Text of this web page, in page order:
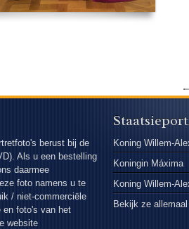
berust bij de
Als u een bestelling
daarmee
foto namens u te
/ niet-commerciële
en foto's van het
website
Koning Willem-
Koningin Máxima
Koning Willem-
Bekijk ze allemaal